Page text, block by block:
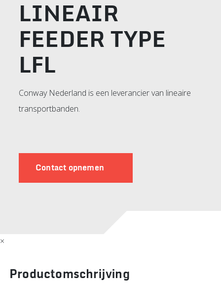
LINEAIR
FEEDER TYPE
LFL
Conway Nederland is een leverancier van lineaire
transportbanden.
Contact opnemen
×
Productomschrijving